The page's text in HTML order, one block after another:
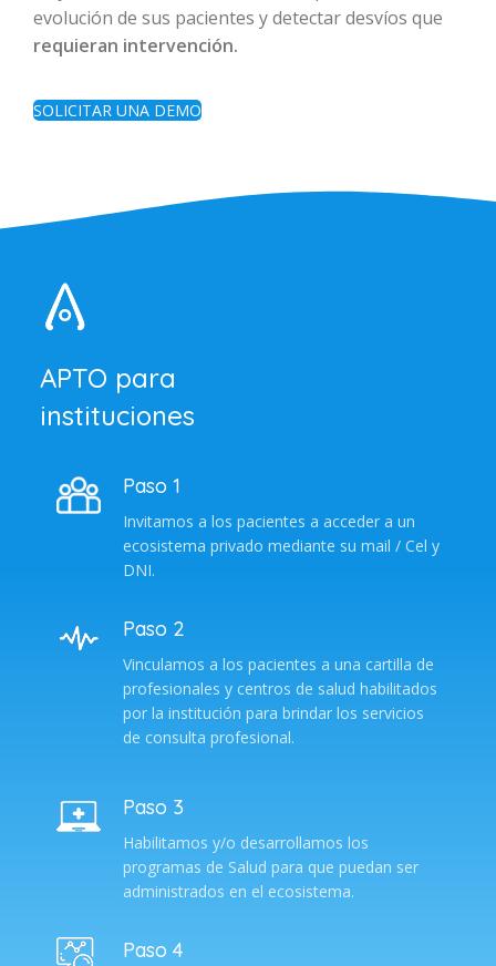
evolución de sus pacientes y detectar desvíos que
requieran intervención.
SOLICITAR UNA DEMO
APTO para
instituciones
Paso 1
Invitamos a los pacientes a acceder a un
ecosistema privado mediante su mail / Cel y
DNI.
Paso 2
Vinculamos a los pacientes a una cartilla de
profesionales y centros de salud habilitados
por la institución para brindar los servicios
de consulta profesional.
Paso 3
Habilitamos y/o desarrollamos los
programas de Salud para que puedan ser
administrados en el ecosistema.
Paso 4